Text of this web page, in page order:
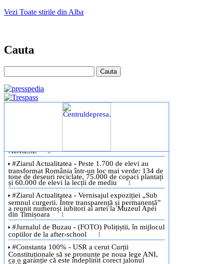
Vezi Toate stirile din Alba
Cauta